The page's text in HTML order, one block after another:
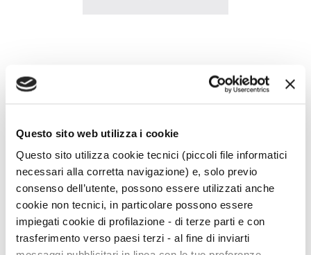
Questo sito web utilizza i cookie
Questo sito utilizza cookie tecnici (piccoli file informatici
necessari alla corretta navigazione) e, solo previo
consenso dell’utente, possono essere utilizzati anche
cookie non tecnici, in particolare possono essere
impiegati cookie di profilazione - di terze parti e con
trasferimento verso paesi terzi - al fine di inviarti
Loredana Lipperini La notte si avvicina
in
diretta
Libreria Primo Moroni, Pescara.